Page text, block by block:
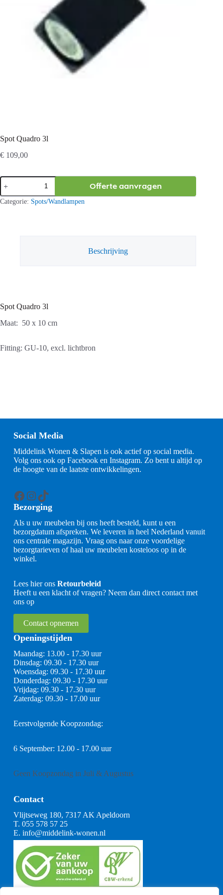
Spot Quadro 3l
€ 109,00
Spot
Quadro
3l
aantal
Offerte aanvragen
Categorie: Spots/Wandlampen
Beschrijving
Spot Quadro 3l
Maat: 50 x 10 cm
Fitting: GU-10, excl. lichtbron
Social Media
Middelink Wonen & Slapen is ook actief op social media.
Volg ons ook op Facebook en Instagram. Zo bent u altijd op
de hoogte van de laatste ontwikkelingen.
Facebook
Instagram
TikTok
Bezorging
Als u uw meubelen bij ons heeft besteld, kunt u een
bezorgdatum afspreken. We leveren in heel Nederland vanuit
ons centrale magazijn. Vraag ons naar onze voordelige
bezorgtarieven of haal uw meubelen kosteloos op in de
winkel.
Lees hier ons Retourbeleid
Heeft u een klacht of vragen? Neem dan direct contact met
ons op
Contact opnemen
Openingstijden
Maandag: 13.00 - 17.30 uur
Dinsdag: 09.30 - 17.30 uur
Woensdag: 09.30 - 17.30 uur
Donderdag: 09.30 - 17.30 uur
Vrijdag: 09.30 - 17.30 uur
Zaterdag: 09.30 - 17.00 uur
Eerstvolgende Koopzondag:
6 September: 12.00 - 17.00 uur
Geen Koopzondag in Juli & Augustus
Contact
Vlijtseweg 180, 7317 AK Apeldoorn
T. 055 578 57 25
E. info@middelink-wonen.nl